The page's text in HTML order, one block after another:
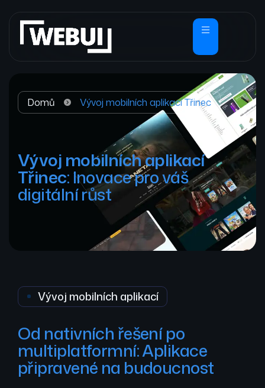
Domů Vývoj mobilních aplikací Třinec
Vývoj mobilních aplikací
Třinec: Inovace pro váš
digitální růst
Vývoj mobilních aplikací
Od nativních řešení po
multiplatformní: Aplikace
připravené na budoucnost